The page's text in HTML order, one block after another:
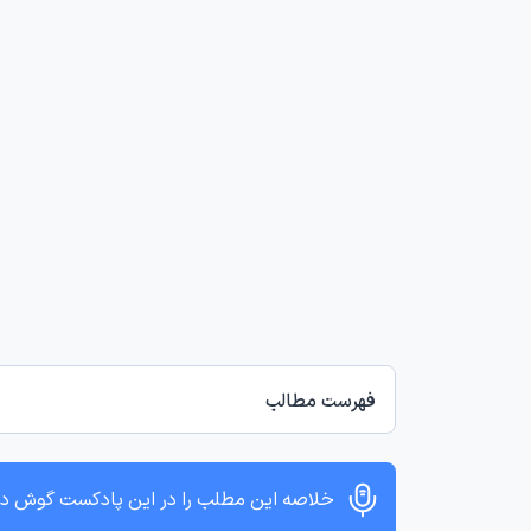
فهرست مطالب
خلاصه این مطلب را در این پادکست گوش